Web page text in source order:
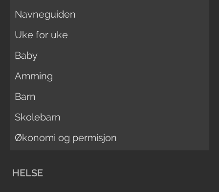
Navneguiden
Uke for uke
Baby
Amming
Barn
Skolebarn
Økonomi og permisjon
HELSE